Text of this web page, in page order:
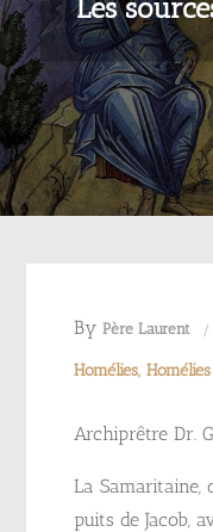
Les
ByPère Laurent
Homélies
Archiprêtre Dr.
La
puits de Jacob,